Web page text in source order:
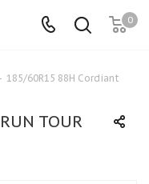
0
- 185/60R15 88H Cordiant
TOUR